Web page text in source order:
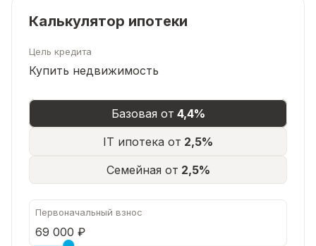
Калькулятор ипотеки
Цель кредита
Купить недвижимость
Базовая от 4,4%
IT ипотека от 2,5%
Семейная от 2,5%
Первоначальный взнос